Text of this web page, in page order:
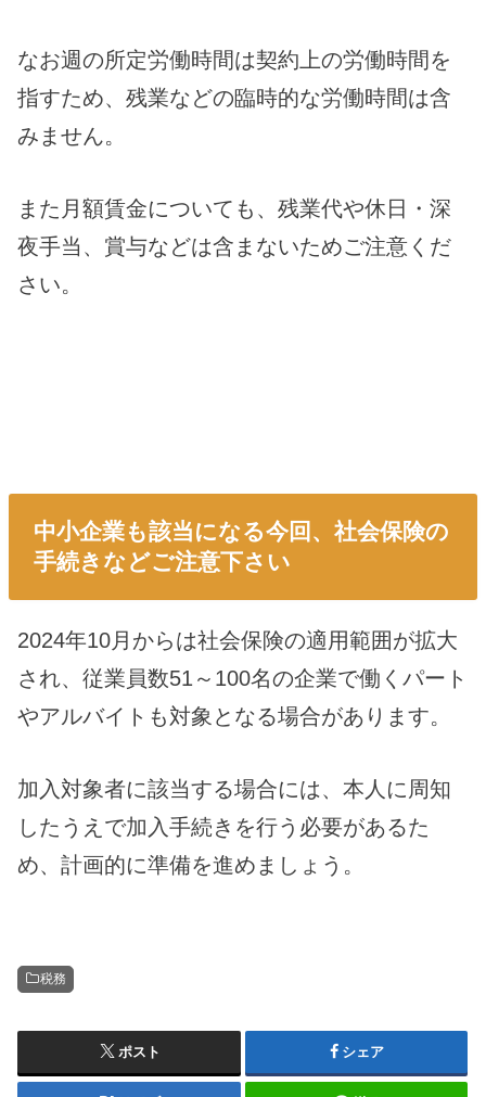
なお週の所定労働時間は契約上の労働時間を
指すため、残業などの臨時的な労働時間は含
みません。
また月額賃金についても、残業代や休日・深
夜手当、賞与などは含まないためご注意くだ
さい。
中小企業も該当になる今回、社会保険の
手続きなどご注意下さい
2024年10月からは社会保険の適用範囲が拡大
され、従業員数51～100名の企業で働くパート
やアルバイトも対象となる場合があります。
加入対象者に該当する場合には、本人に周知
したうえで加入手続きを行う必要があるた
め、計画的に準備を進めましょう。
税務
ポスト シェア